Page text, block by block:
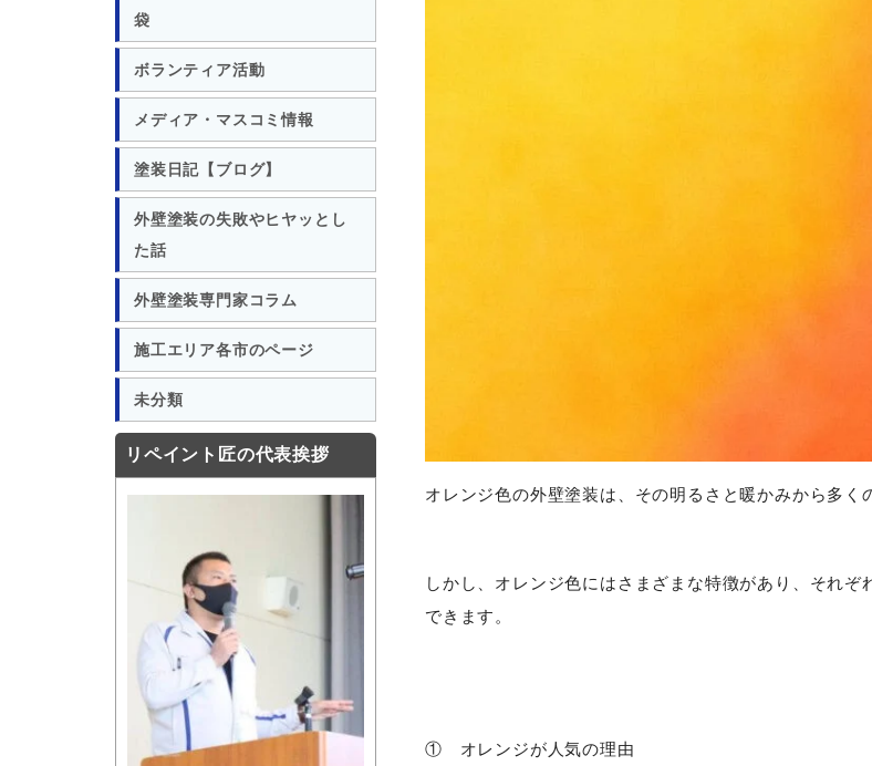
オレンジ色の外壁塗装は、その明るさと暖かみから多く
しかし、オレンジ色にはさまざまな特徴があり、それ
できます。
① オレンジが人気の理由
袋
ボランティア活動
メディア・マスコミ情報
塗装日記【ブログ】
外壁塗装の失敗やヒヤッとし
た話
外壁塗装専門家コラム
施工エリア各市のページ
未分類
リペイント匠の代表挨拶